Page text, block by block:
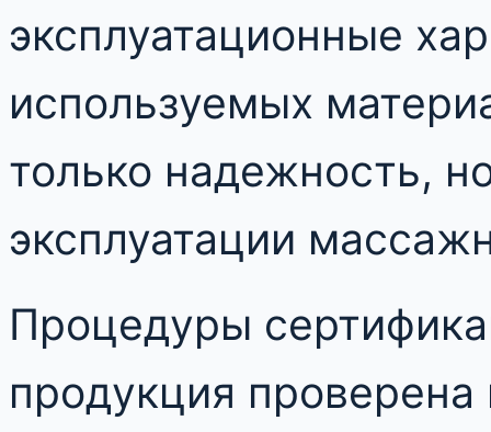
эксплуатационные
используемых
только надежность,
эксплуатации
Процедуры
продукция проверена